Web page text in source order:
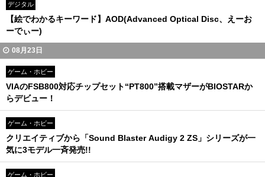
デジタル
【絵でわかるキーワード】AOD(Advanced Optical Disc、えーお
ーでぃー)
08月23日
ゲーム・ホビー
VIAのFSB800対応チップセット“PT800”搭載マザーがBIOSTARか
らデビュー！
ゲーム・ホビー
クリエイティブから「Sound Blaster Audigy 2 ZS」シリーズが一
気に3モデル一斉発売!!
ゲーム・ホビー